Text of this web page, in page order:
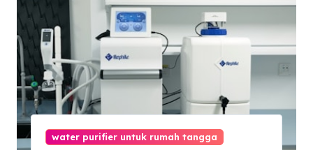
water purifier untuk rumah tangga